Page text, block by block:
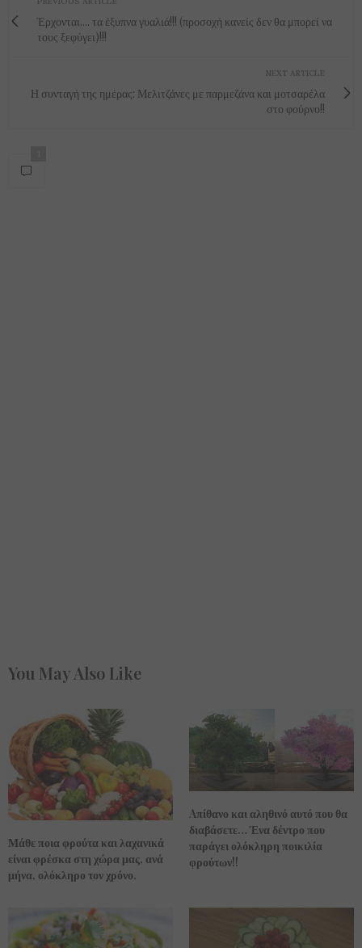
Έρχονται.... τα έξυπνα γυαλιά!!! (προσοχή κανείς δεν θα μπορεί να
τους ξεφύγει)!!!
NEXT ARTICLE
Η συνταγή της ημέρας: Μελιτζάνες με παρμεζάνα και μοτσαρέλα
στο φούρνο!!
You May Also Like
Μάθε ποια φρούτα και λαχανικά
είναι φρέσκα στη χώρα μας, ανά
μήνα, ολόκληρο τον χρόνο.
Aπίθανο και αληθινό αυτό που θα
διαβάσετε… Ένα δέντρο που
παράγει ολόκληρη ποικιλία
φρούτων!!